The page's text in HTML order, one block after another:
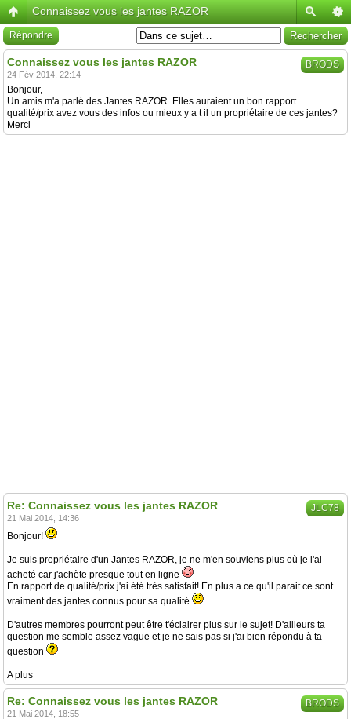
Connaissez vous les jantes RAZOR
Répondre
BRODS
Connaissez vous les jantes RAZOR
24 Fév 2014, 22:14
Bonjour,
Un amis m'a parlé des Jantes RAZOR. Elles auraient un bon rapport
qualité/prix avez vous des infos ou mieux y a t il un propriétaire de ces jantes?
Merci
JLC78
Re: Connaissez vous les jantes RAZOR
21 Mai 2014, 14:36
Bonjour!
Je suis propriétaire d'un Jantes RAZOR, je ne m'en souviens plus où je l'ai
acheté car j'achète presque tout en ligne
En rapport de qualité/prix j'ai été très satisfait! En plus a ce qu'il parait ce sont
vraiment des jantes connus pour sa qualité
D'autres membres pourront peut être t'éclairer plus sur le sujet! D'ailleurs ta
question me semble assez vague et je ne sais pas si j'ai bien répondu à ta
question
A plus
BRODS
Re: Connaissez vous les jantes RAZOR
21 Mai 2014, 18:55